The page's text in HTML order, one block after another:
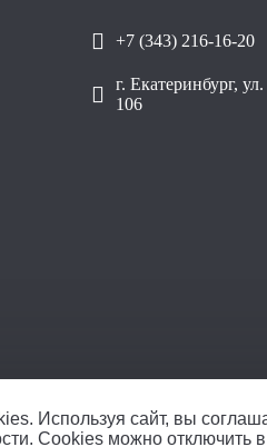
+7 (343) 216-16-20
г. Екатеринбург,
106
Используя сайт, вы
. Cookies можно отключить